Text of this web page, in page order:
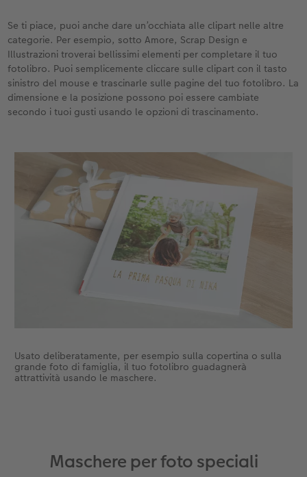
Se ti piace, puoi anche dare un’occhiata alle clipart nelle altre
categorie. Per esempio, sotto Amore, Scrap Design e
Illustrazioni troverai bellissimi elementi per completare il tuo
fotolibro. Puoi semplicemente cliccare sulle clipart con il tasto
sinistro del mouse e trascinarle sulle pagine del tuo fotolibro. La
dimensione e la posizione possono poi essere cambiate
secondo i tuoi gusti usando le opzioni di trascinamento.
Usato deliberatamente, per esempio sulla copertina o sulla
grande foto di famiglia, il tuo fotolibro guadagnerà
attrattività usando le maschere.
Maschere per foto speciali